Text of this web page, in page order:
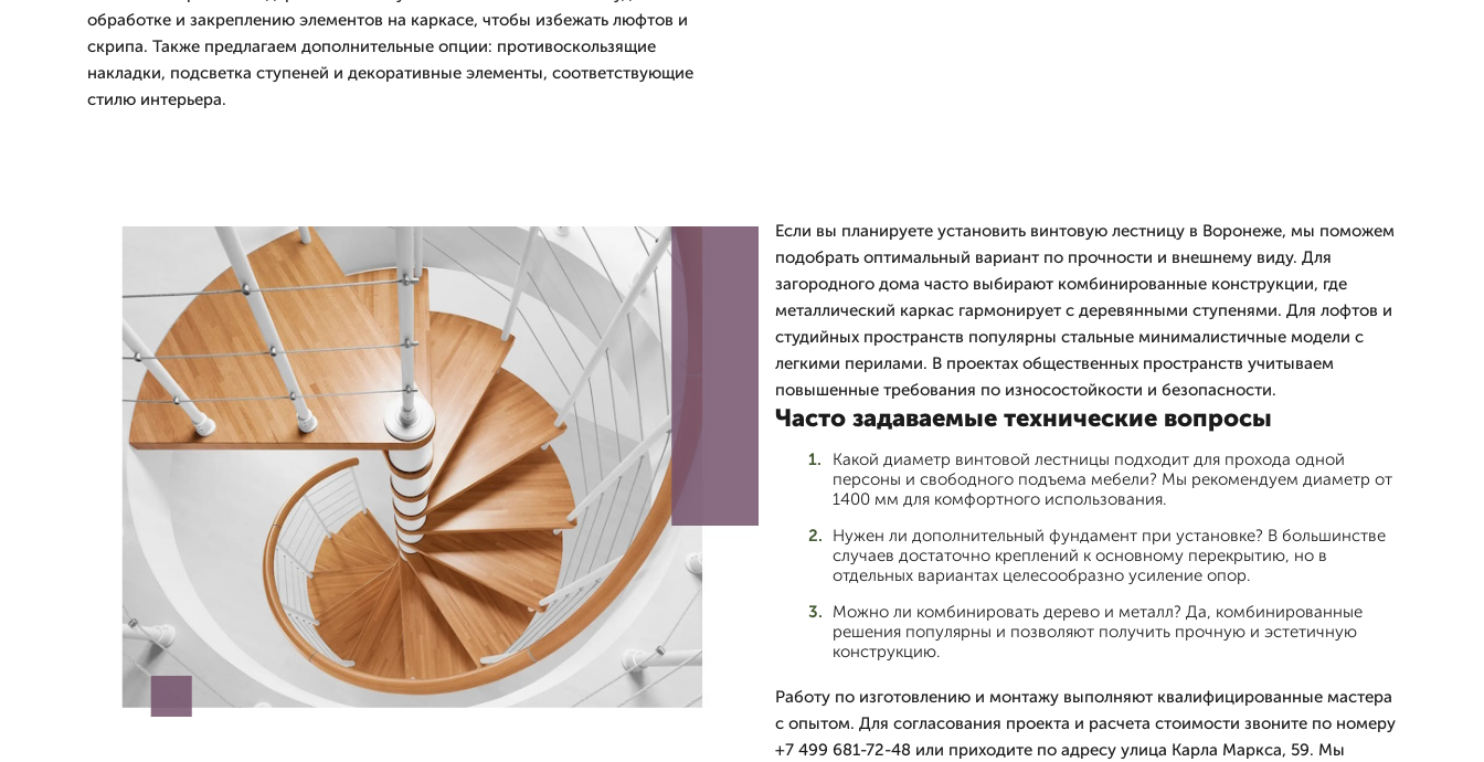
обработке и закреплению элементов на каркасе, чтобы избежать люфтов и
скрипа. Также предлагаем дополнительные опции: противоскользящие
накладки, подсветка ступеней и декоративные элементы, соответствующие
стилю интерьера.
Если вы планируете установить винтовую лестницу в Воронеже, мы поможем
подобрать оптимальный вариант по прочности и внешнему виду. Для
загородного дома часто выбирают комбинированные конструкции, где
металлический каркас гармонирует с деревянными ступенями. Для лофтов и
студийных пространств популярны стальные минималистичные модели с
легкими перилами. В проектах общественных пространств учитываем
повышенные требования по износостойкости и безопасности.
Часто задаваемые технические вопросы
Какой диаметр винтовой лестницы подходит для прохода одной
персоны и свободного подъема мебели? Мы рекомендуем диаметр от
1400 мм для комфортного использования.
Нужен ли дополнительный фундамент при установке? В большинстве
случаев достаточно креплений к основному перекрытию, но в
отдельных вариантах целесообразно усиление опор.
Можно ли комбинировать дерево и металл? Да, комбинированные
решения популярны и позволяют получить прочную и эстетичную
конструкцию.
Работу по изготовлению и монтажу выполняют квалифицированные мастера
с опытом. Для согласования проекта и расчета стоимости звоните по номеру
+7 499 681-72-48 или приходите по адресу улица Карла Маркса, 59. Мы